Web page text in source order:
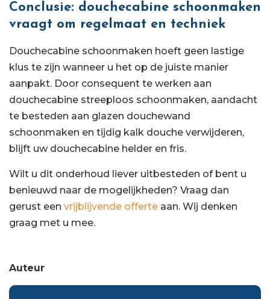
Conclusie: douchecabine schoonmaken
vraagt om regelmaat en techniek
Douchecabine schoonmaken hoeft geen lastige
klus te zijn wanneer u het op de juiste manier
aanpakt. Door consequent te werken aan
douchecabine streeploos schoonmaken, aandacht
te besteden aan glazen douchewand
schoonmaken en tijdig kalk douche verwijderen,
blijft uw douchecabine helder en fris.
Wilt u dit onderhoud liever uitbesteden of bent u
benieuwd naar de mogelijkheden? Vraag dan
gerust een vrijblijvende offerte aan. Wij denken
graag met u mee.
Auteur